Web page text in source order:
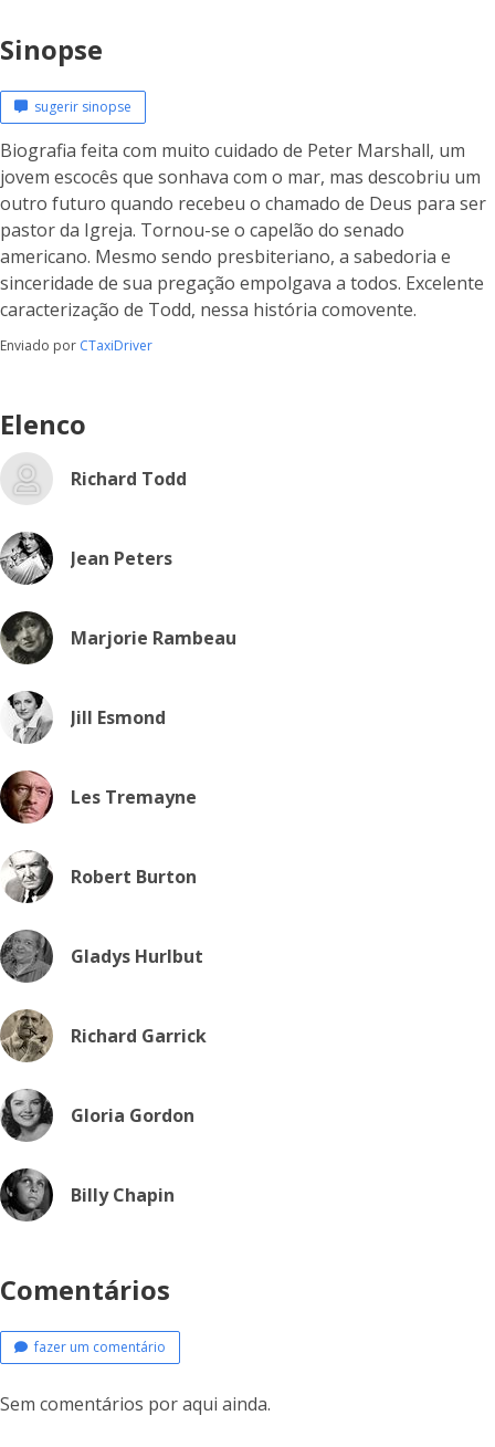
Sinopse
sugerir sinopse
Biografia feita com muito cuidado de Peter Marshall, um
jovem escocês que sonhava com o mar, mas descobriu um
outro futuro quando recebeu o chamado de Deus para ser
pastor da Igreja. Tornou-se o capelão do senado
americano. Mesmo sendo presbiteriano, a sabedoria e
sinceridade de sua pregação empolgava a todos. Excelente
caracterização de Todd, nessa história comovente.
Enviado por CTaxiDriver
Elenco
Richard Todd
Jean Peters
Marjorie Rambeau
Jill Esmond
Les Tremayne
Robert Burton
Gladys Hurlbut
Richard Garrick
Gloria Gordon
Billy Chapin
Comentários
fazer um comentário
Sem comentários por aqui ainda.